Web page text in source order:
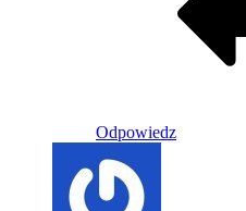
Odpowiedz